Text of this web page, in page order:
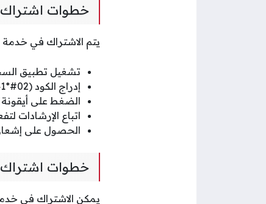
خطوات اشتراك
يتم الاشتراك في خدمة
تشغيل تطبيق
إدراج الكود (02#*141*) بدءًا بالنجمة في حقل رقم الاتصال.
الضغط على أيقونة
اتباع الإرشادات
الحصول على إشعار
خطوات اشتراك
يمكن الاشتراك في